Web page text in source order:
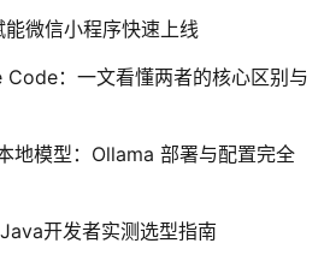
微信小程序快速上线
：一文看懂两者的核心区别与
地模型：Ollama 部署与配置完全
开发者实测选型指南